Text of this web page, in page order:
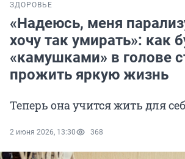
ЗДОРОВЬЕ
«Надеюсь, меня
хочу так умирать»: как
«камушками» в голове
прожить яркую жизнь
Теперь она учится жить для
2 июня 2026, 13:30 368